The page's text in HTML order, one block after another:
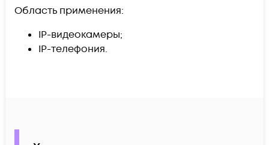
Область применения:
IP-видеокамеры;
IP-телефония.